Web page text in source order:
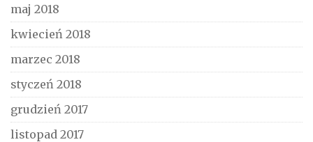
maj 2018
kwiecień 2018
marzec 2018
styczeń 2018
grudzień 2017
listopad 2017